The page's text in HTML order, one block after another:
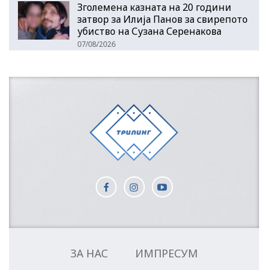
Зголемена казната на 20 години
затвор за Илија Панов за свирепото
убиство на Сузана Серенакова
07/08/2026
ЗА НАС
ИМПРЕСУМ